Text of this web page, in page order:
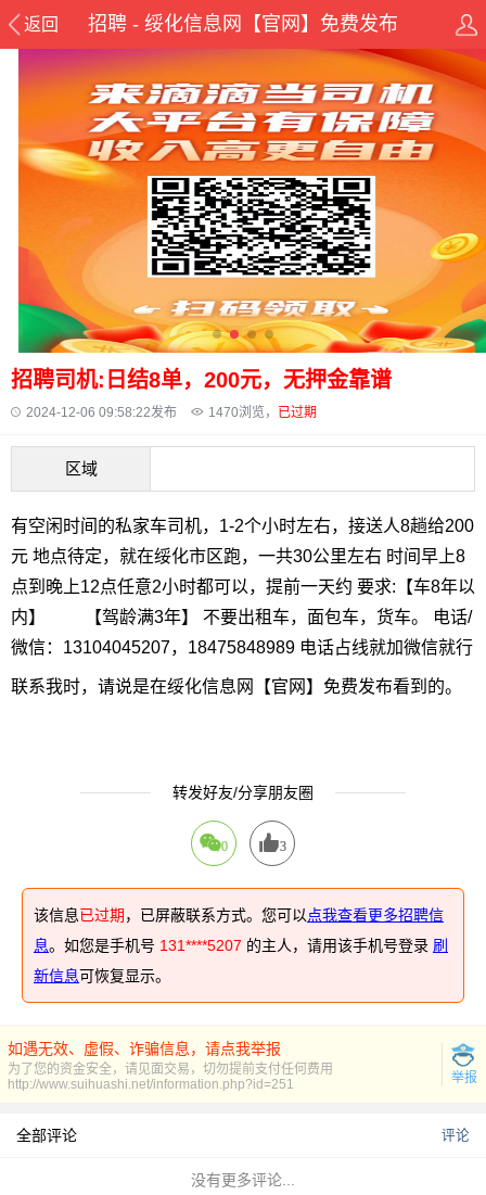
返回 招聘 - 绥化信息网【官网】免费发布
招聘司机:日结8单，200元，无押金靠谱
2024-12-06 09:58:22发布 1470浏览， 已过期
区域
有空闲时间的私家车司机，1-2个小时左右，接送人8趟给200
元 地点待定，就在绥化市区跑，一共30公里左右 时间早上8
点到晚上12点任意2小时都可以，提前一天约 要求:【车8年以
内】 【驾龄满3年】 不要出租车，面包车，货车。 电话/
微信：13104045207，18475848989 电话占线就加微信就行
联系我时，请说是在绥化信息网【官网】免费发布看到的。
转发好友/分享朋友圈
0 3
该信息已过期 ，已屏蔽联系方式。您可以 点我查看更多招聘信
息。如您是手机号 131****5207 的主人，请用该手机号登录 刷
新信息可恢复显示。
如遇无效、虚假、诈骗信息，请点我举报
为了您的资金安全，请见面交易，切勿提前支付任何费用
举报
http://www.suihuashi.net/information.php?id=251
全部评论 评论
没有更多评论...